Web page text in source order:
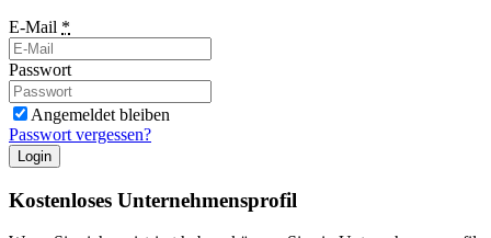
E-Mail *
Passwort
Angemeldet bleiben
Passwort vergessen?
Login
Kostenloses Unternehmensprofil